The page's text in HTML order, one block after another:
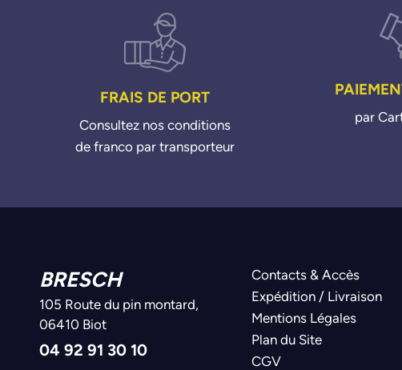
FRAIS DE PORT
Consultez nos conditions
de franco par transporteur
par
BRESCH
105 Route du pin montard,
06410 Biot
04 92 91 30 10
Contacts & Accès
Expédition / Livraison
Mentions Légales
Plan du Site
CGV